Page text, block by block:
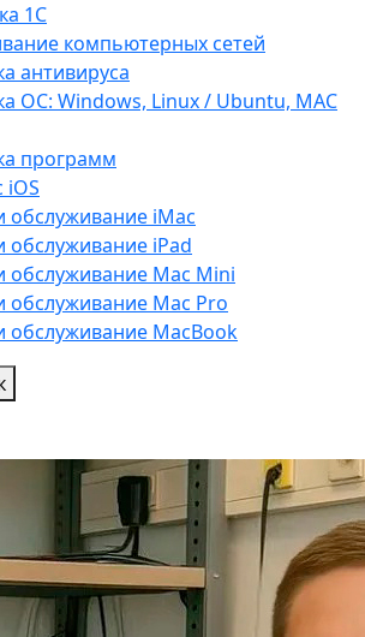
1С
компьютерных сетей
антивируса
ОС: Windows, Linux / Ubuntu, МАС
программ
iOS
обслуживание iMac
обслуживание iPad
обслуживание Mac Mini
обслуживание Mac Pro
обслуживание MacBook